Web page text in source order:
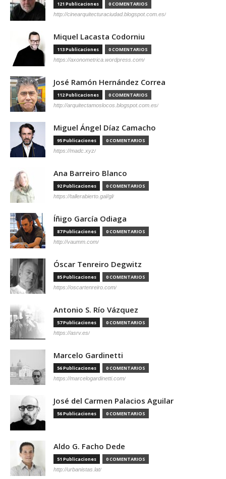
121 Publicaciones 0 COMENTARIOS
http://cinearquitecturaciudad.blogspot.com.es/
Miquel Lacasta Codorniu
113 Publicaciones 0 COMENTARIOS
https://axonometrica.wordpress.com/
José Ramón Hernández Correa
112 Publicaciones 0 COMENTARIOS
http://arquitectamoslocos.blogspot.com.es/
Miguel Ángel Díaz Camacho
95 Publicaciones 0 COMENTARIOS
https://madc.xyz/
Ana Barreiro Blanco
92 Publicaciones 0 COMENTARIOS
https://tallerabierto.gal/gl/
Íñigo García Odiaga
87 Publicaciones 0 COMENTARIOS
http://vaumm.com/
Óscar Tenreiro Degwitz
85 Publicaciones 0 COMENTARIOS
https://oscartenreiro.com/
Antonio S. Río Vázquez
57 Publicaciones 0 COMENTARIOS
https://asrv.es/
Marcelo Gardinetti
56 Publicaciones 0 COMENTARIOS
https://marcelogardinetti.com/
José del Carmen Palacios Aguilar
56 Publicaciones 0 COMENTARIOS
Aldo G. Facho Dede
51 Publicaciones 0 COMENTARIOS
http://urbanistas.lat/